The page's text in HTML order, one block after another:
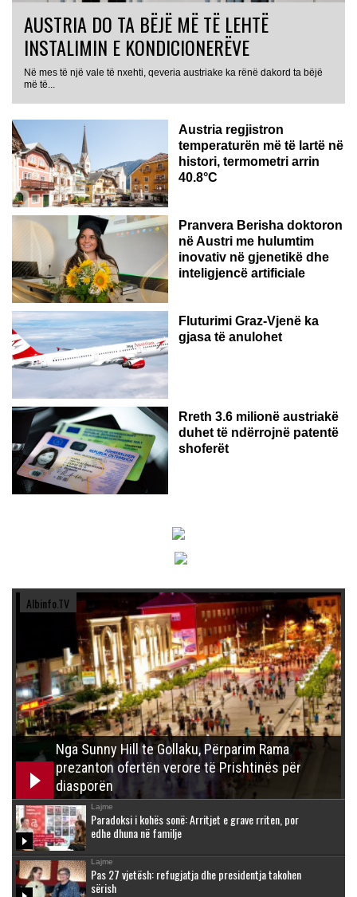
AUSTRIA DO TA BËJË MË TË LEHTË
INSTALIMIN E KONDICIONERËVE
Në mes të një vale të nxehti, qeveria austriake ka rënë dakord ta bëjë
më të...
Austria regjistron
temperaturën më të lartë në
histori, termometri arrin
40.8°C
AUSTRI
Pranvera Berisha doktoron
në Austri me hulumtim
inovativ në gjenetikë dhe
inteligjencë artificiale
Fluturimi Graz-Vjenë ka
gjasa të anulohet
Rreth 3.6 milionë austriakë
duhet të ndërrojnë patentë
shoferët
Albinfo.TV
Nga Sunny Hill te Gollaku, Përparim Rama
prezanton ofertën verore të Prishtinës për
diasporën
Lajme
Paradoksi i kohës sonë: Arritjet e grave rriten, por
edhe dhuna në familje
Lajme
Pas 27 vjetësh: refugjatja dhe presidentja takohen
sërish